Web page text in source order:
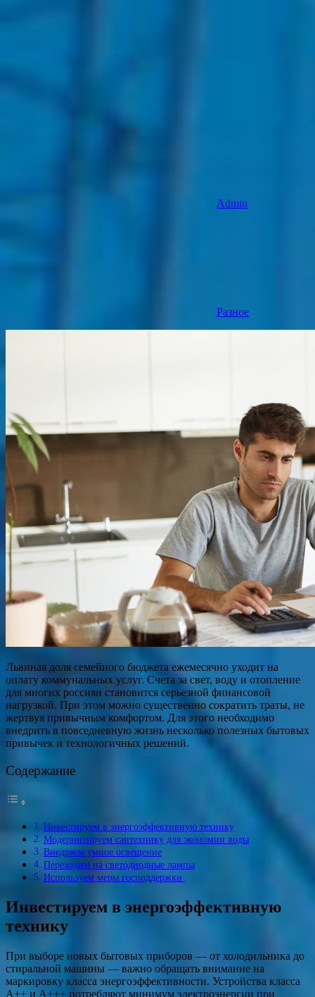
Admin
Разное
Львиная доля семейного бюджета ежемесячно уходит на
оплату коммунальных услуг. Счета за свет, воду и отопление
для многих россиян становится серьезной финансовой
нагрузкой. При этом можно существенно сократить траты, не
жертвуя привычным комфортом. Для этого необходимо
внедрить в повседневную жизнь несколько полезных бытовых
привычек и технологичных решений.
Содержание
Инвестируем в энергоэффективную технику
Модернизируем сантехнику для экономии воды
Внедряем умное освещение
Переходим на светодиодные лампы
Используем меры господдержки
Инвестируем в энергоэффективную
технику
При выборе новых бытовых приборов — от холодильника до
стиральной машины — важно обращать внимание на
маркировку класса энергоэффективности. Устройства класса
А++ и А+++ потребляют минимум электроэнергии при